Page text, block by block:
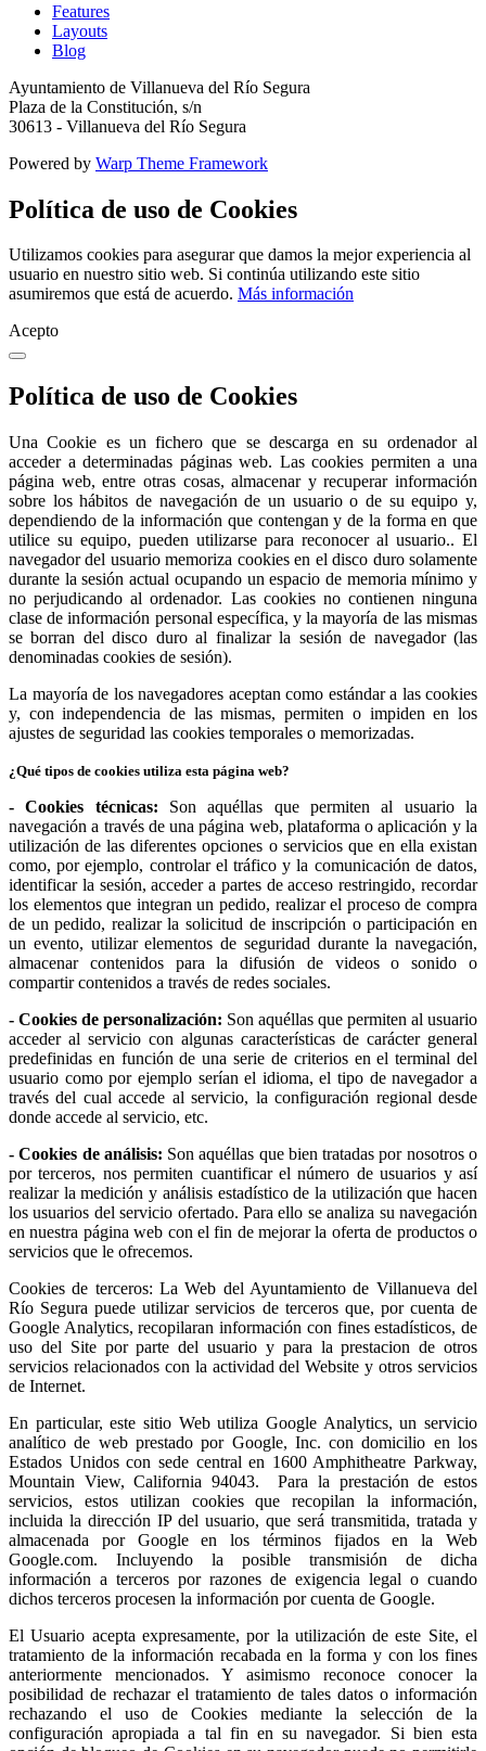
Features
Layouts
Blog
Ayuntamiento de Villanueva del Río Segura
Plaza de la Constitución, s/n
30613 - Villanueva del Río Segura
Powered by Warp Theme Framework
Política de uso de Cookies
Utilizamos cookies para asegurar que damos la mejor experiencia al
usuario en nuestro sitio web. Si continúa utilizando este sitio
asumiremos que está de acuerdo. Más información
Acepto
Política de uso de Cookies
Una Cookie es un fichero que se descarga en su ordenador al
acceder a determinadas páginas web. Las cookies permiten a una
página web, entre otras cosas, almacenar y recuperar información
sobre los hábitos de navegación de un usuario o de su equipo y,
dependiendo de la información que contengan y de la forma en que
utilice su equipo, pueden utilizarse para reconocer al usuario.. El
navegador del usuario memoriza cookies en el disco duro solamente
durante la sesión actual ocupando un espacio de memoria mínimo y
no perjudicando al ordenador. Las cookies no contienen ninguna
clase de información personal específica, y la mayoría de las mismas
se borran del disco duro al finalizar la sesión de navegador (las
denominadas cookies de sesión).
La mayoría de los navegadores aceptan como estándar a las cookies
y, con independencia de las mismas, permiten o impiden en los
ajustes de seguridad las cookies temporales o memorizadas.
¿Qué tipos de cookies utiliza esta página web?
- Cookies técnicas: Son aquéllas que permiten al usuario la
navegación a través de una página web, plataforma o aplicación y la
utilización de las diferentes opciones o servicios que en ella existan
como, por ejemplo, controlar el tráfico y la comunicación de datos,
identificar la sesión, acceder a partes de acceso restringido, recordar
los elementos que integran un pedido, realizar el proceso de compra
de un pedido, realizar la solicitud de inscripción o participación en
un evento, utilizar elementos de seguridad durante la navegación,
almacenar contenidos para la difusión de videos o sonido o
compartir contenidos a través de redes sociales.
- Cookies de personalización: Son aquéllas que permiten al usuario
acceder al servicio con algunas características de carácter general
predefinidas en función de una serie de criterios en el terminal del
usuario como por ejemplo serían el idioma, el tipo de navegador a
través del cual accede al servicio, la configuración regional desde
donde accede al servicio, etc.
- Cookies de análisis: Son aquéllas que bien tratadas por nosotros o
por terceros, nos permiten cuantificar el número de usuarios y así
realizar la medición y análisis estadístico de la utilización que hacen
los usuarios del servicio ofertado. Para ello se analiza su navegación
en nuestra página web con el fin de mejorar la oferta de productos o
servicios que le ofrecemos.
Cookies de terceros: La Web del Ayuntamiento de Villanueva del
Río Segura puede utilizar servicios de terceros que, por cuenta de
Google Analytics, recopilaran información con fines estadísticos, de
uso del Site por parte del usuario y para la prestacion de otros
servicios relacionados con la actividad del Website y otros servicios
de Internet.
En particular, este sitio Web utiliza Google Analytics, un servicio
analítico de web prestado por Google, Inc. con domicilio en los
Estados Unidos con sede central en 1600 Amphitheatre Parkway,
Mountain View, California 94043. Para la prestación de estos
servicios, estos utilizan cookies que recopilan la información,
incluida la dirección IP del usuario, que será transmitida, tratada y
almacenada por Google en los términos fijados en la Web
Google.com. Incluyendo la posible transmisión de dicha
información a terceros por razones de exigencia legal o cuando
dichos terceros procesen la información por cuenta de Google.
El Usuario acepta expresamente, por la utilización de este Site, el
tratamiento de la información recabada en la forma y con los fines
anteriormente mencionados. Y asimismo reconoce conocer la
posibilidad de rechazar el tratamiento de tales datos o información
rechazando el uso de Cookies mediante la selección de la
configuración apropiada a tal fin en su navegador. Si bien esta